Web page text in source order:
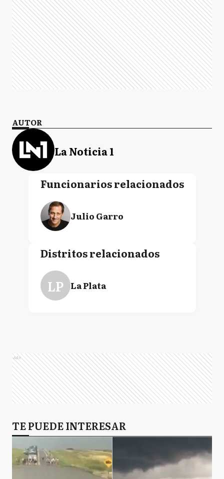
AUTOR
La Noticia 1
Funcionarios relacionados
Julio Garro
Distritos relacionados
LP La Plata
Ads
TE PUEDE INTERESAR